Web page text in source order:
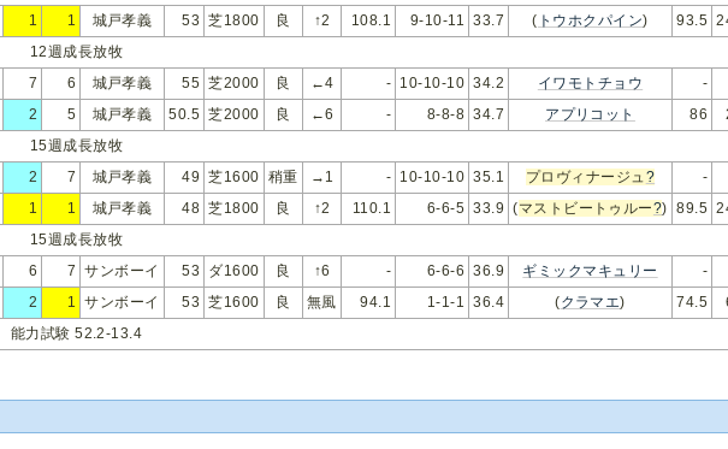
1 1 城戸孝義 53 芝1800 良 ↑2 108.1 9-10-11 33.7 ( トウホクパイン) 93.5
12週成長放牧
7 6 城戸孝義 55 芝2000 良 ←4 - 10-10-10 34.2 イワモトチョウ
-
2 5 城戸孝義 50.5 芝2000 良 ←6 - 8-8-8 34.7 アプリコット 86
15週成長放牧
2 7 城戸孝義 49 芝1600 稍重 →1 - 10-10-10 35.1 プロヴィナージュ?
-
1 1 城戸孝義 48 芝1800 良 ↑2 110.1 6-6-5 33.9 (マストビートゥルー?) 89.5
15週成長放牧
6 7 サンボーイ 53 ダ1600 良 ↑6 - 6-6-6 36.9 ギミックマキュリー
-
2 1 サンボーイ 53 芝1600 良 無風 94.1 1-1-1 36.4 (クラマエ) 74.5
能力試験 52.2-13.4